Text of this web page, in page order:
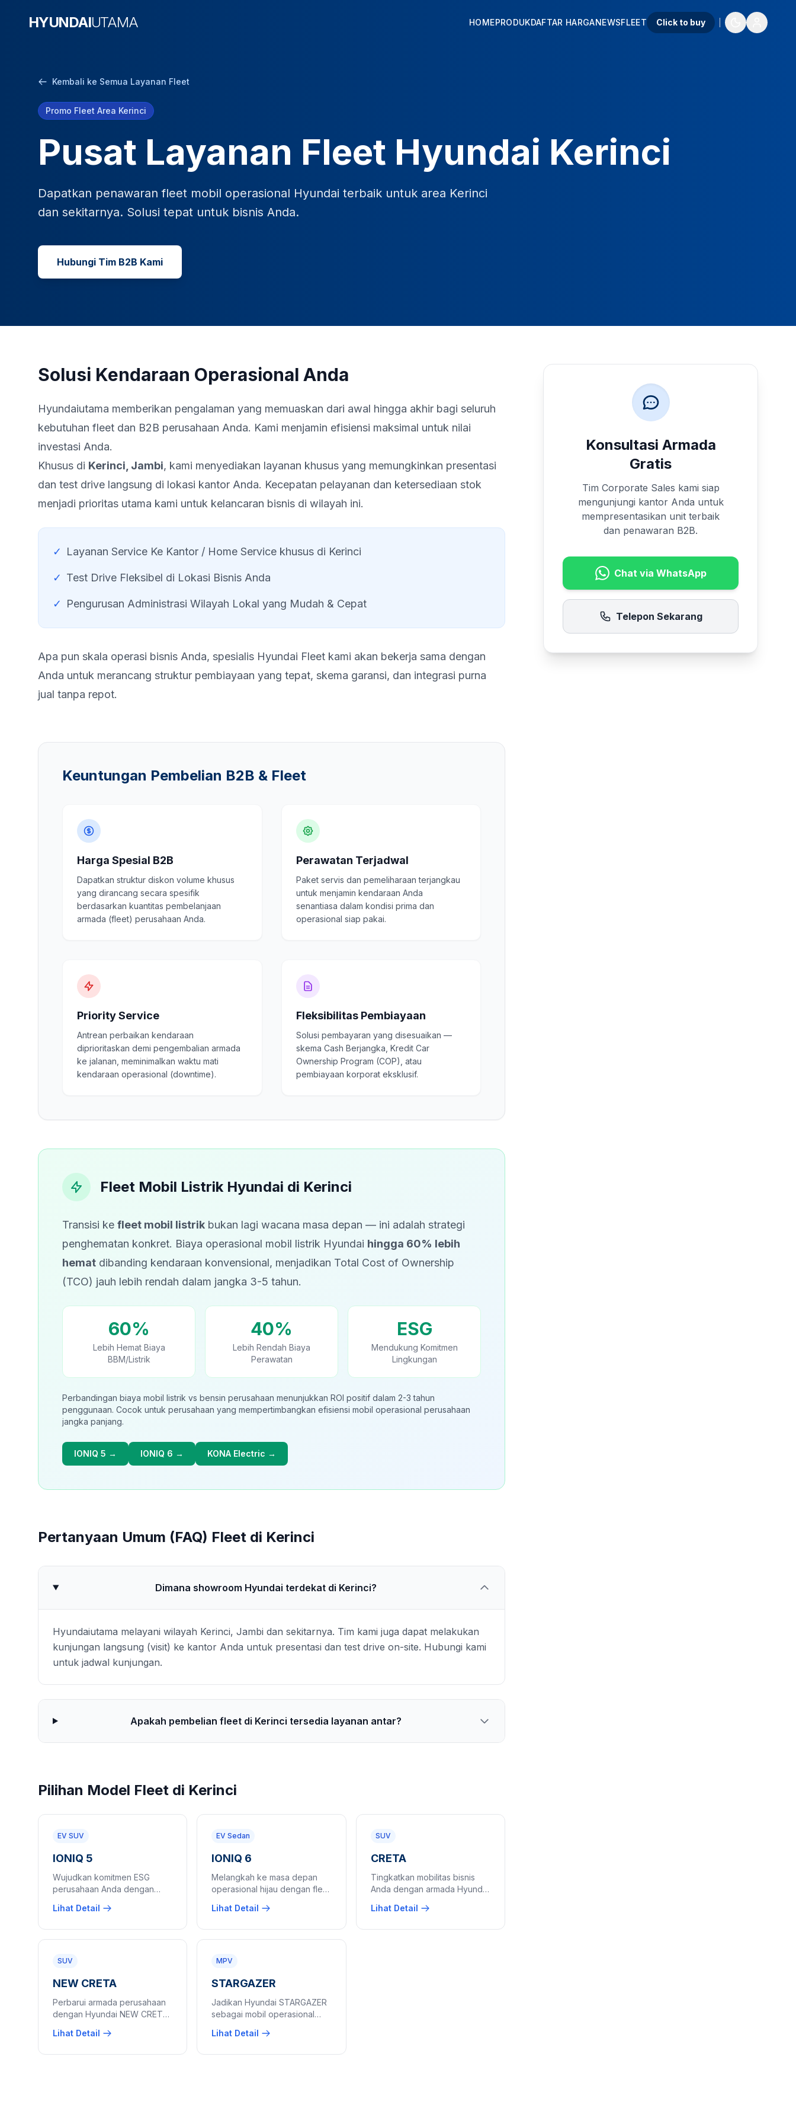
HYUNDAIUTAMA HOMEPRODUKDAFTAR HARGANEWSFLEET Click to buy
Kembali ke Semua Layanan Fleet
Promo Fleet Area Kerinci
Pusat Layanan Fleet Hyundai Kerinci
Dapatkan penawaran fleet mobil operasional Hyundai terbaik untuk area Kerinci
dan sekitarnya. Solusi tepat untuk bisnis Anda.
Hubungi Tim B2B Kami
Solusi Kendaraan Operasional Anda
Hyundaiutama memberikan pengalaman yang memuaskan dari awal hingga akhir bagi seluruh
kebutuhan fleet dan B2B perusahaan Anda. Kami menjamin efisiensi maksimal untuk nilai
investasi Anda.
Khusus di Kerinci Jambi, kami menyediakan layanan khusus yang memungkinkan presentasi
dan test drive langsung di lokasi kantor Anda. Kecepatan pelayanan dan ketersediaan stok
menjadi prioritas utama kami untuk kelancaran bisnis di wilayah ini.
✓ Layanan Service Ke Kantor / Home Service khusus di Kerinci
✓ Test Drive Fleksibel di Lokasi Bisnis Anda
✓ Pengurusan Administrasi Wilayah Lokal yang Mudah & Cepat
Apa pun skala operasi bisnis Anda, spesialis Hyundai Fleet kami akan bekerja sama dengan
Anda untuk merancang struktur pembiayaan yang tepat, skema garansi, dan integrasi purna
jual tanpa repot.
Keuntungan Pembelian B2B & Fleet
Harga Spesial B2B
Dapatkan struktur diskon volume khusus
yang dirancang secara spesifik
berdasarkan kuantitas pembelanjaan
armada (fleet) perusahaan Anda.
Perawatan Terjadwal
Paket servis dan pemeliharaan terjangkau
untuk menjamin kendaraan Anda
senantiasa dalam kondisi prima dan
operasional siap pakai.
Priority Service
Antrean perbaikan kendaraan
diprioritaskan demi pengembalian armada
ke jalanan, meminimalkan waktu mati
kendaraan operasional (downtime).
Fleksibilitas Pembiayaan
Solusi pembayaran yang disesuaikan —
skema Cash Berjangka, Kredit Car
Ownership Program (COP), atau
pembiayaan korporat eksklusif.
Fleet Mobil Listrik Hyundai di Kerinci
Transisi ke fleet mobil listrik bukan lagi wacana masa depan — ini adalah strategi
penghematan konkret. Biaya operasional mobil listrik Hyundai hingga 60% lebih
hemat dibanding kendaraan konvensional, menjadikan Total Cost of Ownership
(TCO) jauh lebih rendah dalam jangka 3-5 tahun.
60%
Lebih Hemat Biaya
BBM/Listrik
40%
Lebih Rendah Biaya
Perawatan
ESG
Mendukung Komitmen
Lingkungan
Perbandingan biaya mobil listrik vs bensin perusahaan menunjukkan ROI positif dalam 2-3 tahun
penggunaan. Cocok untuk perusahaan yang mempertimbangkan efisiensi mobil operasional perusahaan
jangka panjang.
IONIQ 5 → IONIQ 6 → KONA Electric →
Pertanyaan Umum (FAQ) Fleet di Kerinci
Dimana showroom Hyundai terdekat di Kerinci?
Hyundaiutama melayani wilayah Kerinci, Jambi dan sekitarnya. Tim kami juga dapat melakukan
kunjungan langsung (visit) ke kantor Anda untuk presentasi dan test drive on-site. Hubungi kami
untuk jadwal kunjungan.
Apakah pembelian fleet di Kerinci tersedia layanan antar?
Pilihan Model Fleet di Kerinci
EV SUV
IONIQ 5
Wujudkan komitmen ESG
perusahaan Anda dengan
IONIQ 5. ROI mobil listrik
Lihat Detail
EV Sedan
IONIQ 6
Melangkah ke masa depan
operasional hijau dengan fleet
Desain aerodinamis bagi
Lihat Detail
SUV
CRETA
Tingkatkan mobilitas bisnis
Anda dengan armada Hyundai
perusahaan yang dinamis,
Lihat Detail
SUV
NEW CRETA
Perbarui armada perusahaan
dengan Hyundai NEW CRETA
terdepan. Mobil dinas kantor
Lihat Detail
MPV
STARGAZER
Jadikan Hyundai STARGAZER
sebagai mobil operasional
harga fleet stargazer
Lihat Detail
Konsultasi Armada
Gratis
Tim Corporate Sales kami siap
mengunjungi kantor Anda untuk
mempresentasikan unit terbaik
dan penawaran B2B.
Chat via WhatsApp
Telepon Sekarang